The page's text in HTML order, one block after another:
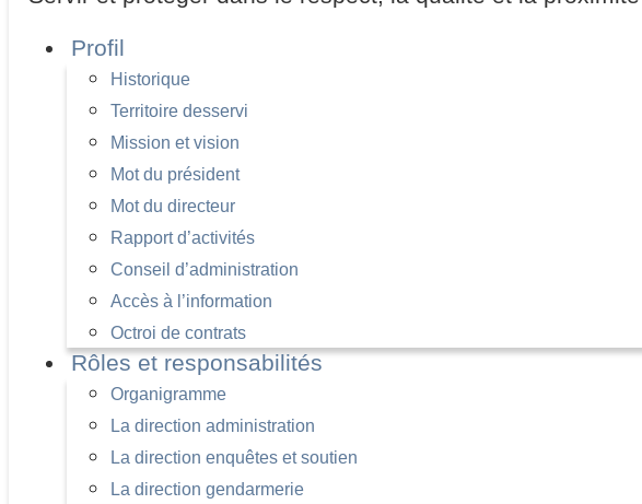
Profil
Historique
Territoire desservi
Mission et vision
Mot du président
Mot du directeur
Rapport d’activités
Conseil d’administration
Accès à l’information
Octroi de contrats
Rôles et responsabilités
Organigramme
La direction administration
La direction enquêtes et soutien
La direction gendarmerie